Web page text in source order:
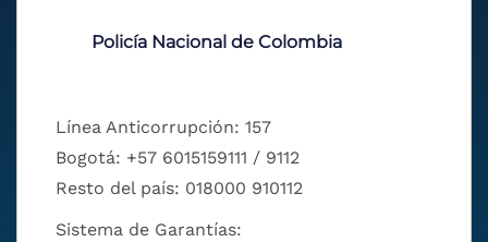
Policía Nacional de Colombia
Línea Anticorrupción: 157
Bogotá: +57 6015159111 / 9112
Resto del país: 018000 910112
Sistema de Garantías: